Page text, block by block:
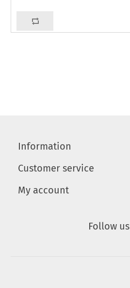
Information
Customer service
My account
Follow us